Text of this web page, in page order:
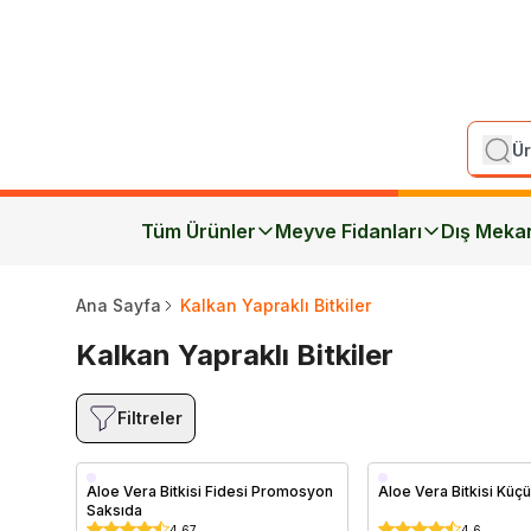
Tüm Ürünler Meyve Fidanları Dış
Ana Sayfa Kalkan Yapraklı Bitkiler
Kalkan Yapraklı Bitkiler
Filtreler
Saksıda
Aloe Vera Bitkisi Fidesi Promosyon
Saksıda
Saksıda
Aloe Vera Bitkisi